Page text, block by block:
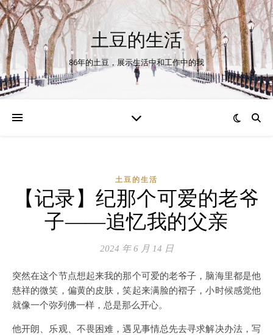
土豆的生活
86年的土豆，展示生活中和工作中的我
土豆的生活
【记录】纪那个可爱的老爷
子——追忆我的父亲
2024 年 6 月 14 日
突然在这个节点想起来我的那个可爱的老爷子，脑海里都是他
慈祥的微笑，偏黄的皮肤，笑起来满脸的褶子，小时候感觉他
就像一个弥列佛一样，总是那么开心。
他开朗、乐观、不畏困难，遇见事情总先去寻求解决办法，写